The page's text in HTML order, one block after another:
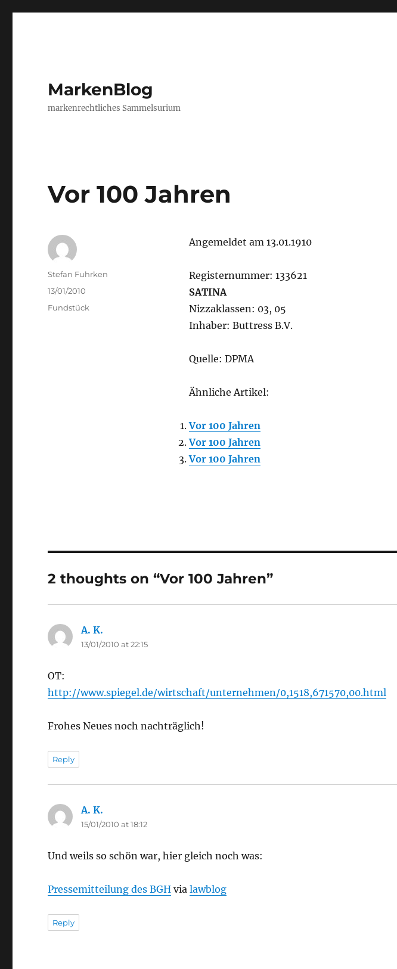
MarkenBlog
markenrechtliches Sammelsurium
Vor 100 Jahren
Angemeldet am 13.01.1910
Registernummer: 133621
SATINA
Nizzaklassen: 03, 05
Inhaber: Buttress B.V.
Quelle: DPMA
Ähnliche Artikel:
Vor 100 Jahren
Vor 100 Jahren
Vor 100 Jahren
Author
Stefan Fuhrken
Posted
13/01/2010
Categories
Fundstück
2 thoughts on “Vor 100 Jahren”
A. K.
13/01/2010 at 22:15
OT:
http://www.spiegel.de/wirtschaft/unternehmen/0,1518,671570,00.html
Frohes Neues noch nachträglich!
Reply
A. K.
15/01/2010 at 18:12
Und weils so schön war, hier gleich noch was:
Pressemitteilung des BGH vialawblog
Reply